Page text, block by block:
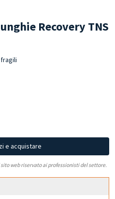
Recovery TNS
e acquistare
web riservato ai professionisti del settore.